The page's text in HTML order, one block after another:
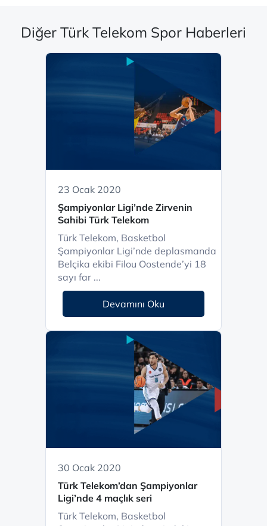
Diğer Türk Telekom Spor Haberleri
23 Ocak 2020
Şampiyonlar Ligi’nde Zirvenin
Sahibi Türk Telekom
Türk Telekom, Basketbol
Şampiyonlar Ligi’nde deplasmanda
Belçika ekibi Filou Oostende’yi 18
sayı far ...
Devamını Oku
30 Ocak 2020
Türk Telekom’dan Şampiyonlar
Ligi’nde 4 maçlık seri
Türk Telekom, Basketbol